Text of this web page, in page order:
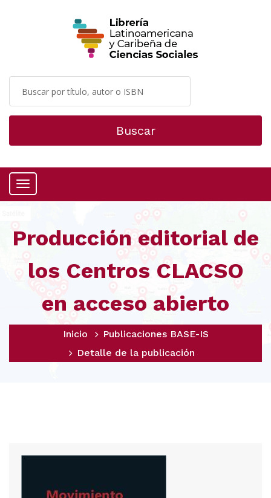
Buscar
Menú
Producción editorial de
los Centros CLACSO
en acceso abierto
Inicio
Publicaciones BASE-IS
Detalle de la publicación